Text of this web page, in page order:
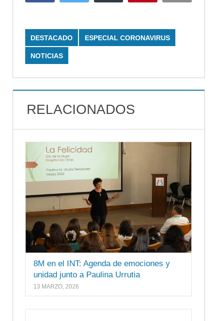
DESTACADO ESPECIAL CORONAVIRUS
NOTICIAS
RELACIONADOS
8M en el INT: Agenda de emociones y
unidad junto a Paulina Urrutia
13 MARZO, 2026